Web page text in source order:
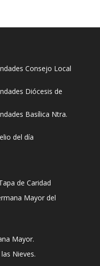
Consejo Local
Diócesis de
Basílica Ntra.
del día
de Caridad
Mayor del
Mayor.
Nieves.